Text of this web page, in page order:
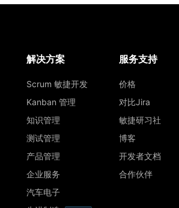
解决方案
Scrum 敏捷开发
Kanban 管理
知识管理
测试管理
产品管理
企业服务
汽车电子
服务支持
价格
对比Jira
敏捷研习社
博客
开发者文档
合作伙伴